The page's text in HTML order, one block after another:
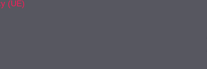
(UE)